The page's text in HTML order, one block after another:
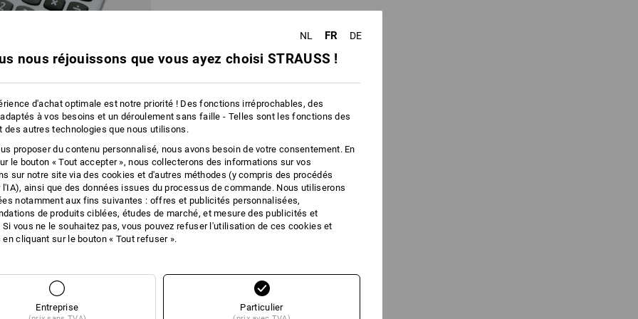
540
Pièces 1 variante
Vous avez déjà consulté 2 articles sur un total de 2 articles.
NL FR DE
nous réjouissons que vous ayez choisi STRAUSS !
d'achat optimale est notre priorité ! Des fonctions irréprochables, des
à vos besoins et un déroulement sans faille - Telles sont les fonctions des
des autres technologies que nous utilisons.
proposer du contenu personnalisé, nous avons besoin de votre consentement. En
le bouton « Tout accepter », nous collecterons des informations sur vos
sur notre site via des cookies et d'autres méthodes (y compris des procédés
l'IA), ainsi que des données issues du processus de commande. Nous utiliserons
notamment aux fins suivantes : offres et publicités personnalisées,
de produits ciblées, études de marché, et mesure des publicités et
Si vous ne le souhaitez pas, vous pouvez refuser l'utilisation de ces cookies et
en cliquant sur le bouton « Tout refuser ».
Entreprise Particulier